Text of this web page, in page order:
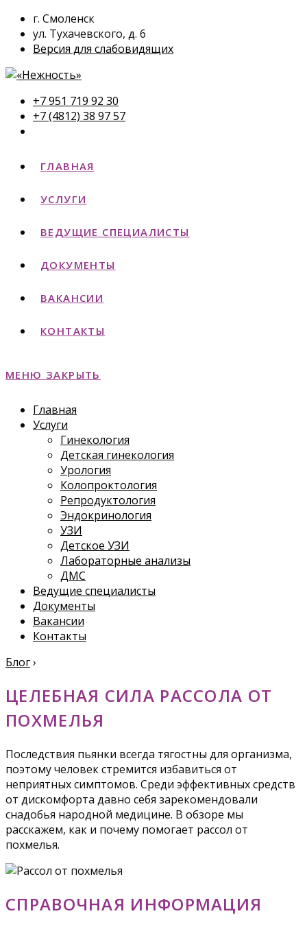
г. Смоленск
ул. Тухачевского, д. 6
Версия для слабовидящих
+7 951 719 92 30
+7 (4812) 38 97 57
ГЛАВНАЯ
УСЛУГИ
ВЕДУЩИЕ СПЕЦИАЛИСТЫ
ДОКУМЕНТЫ
ВАКАНСИИ
КОНТАКТЫ
МЕНЮ ЗАКРЫТЬ
Главная
Услуги
Гинекология
Детская гинекология
Урология
Колопроктология
Репродуктология
Эндокринология
УЗИ
Детское УЗИ
Лабораторные анализы
ДМС
Ведущие специалисты
Документы
Вакансии
Контакты
Блог›
ЦЕЛЕБНАЯ СИЛА РАССОЛА ОТ
ПОХМЕЛЬЯ
Последствия пьянки всегда тягостны для организма,
поэтому человек стремится избавиться от
неприятных симптомов. Среди эффективных средств
от дискомфорта давно себя зарекомендовали
снадобья народной медицине. В обзоре мы
расскажем, как и почему помогает рассол от
похмелья.
СПРАВОЧНАЯ ИНФОРМАЦИЯ